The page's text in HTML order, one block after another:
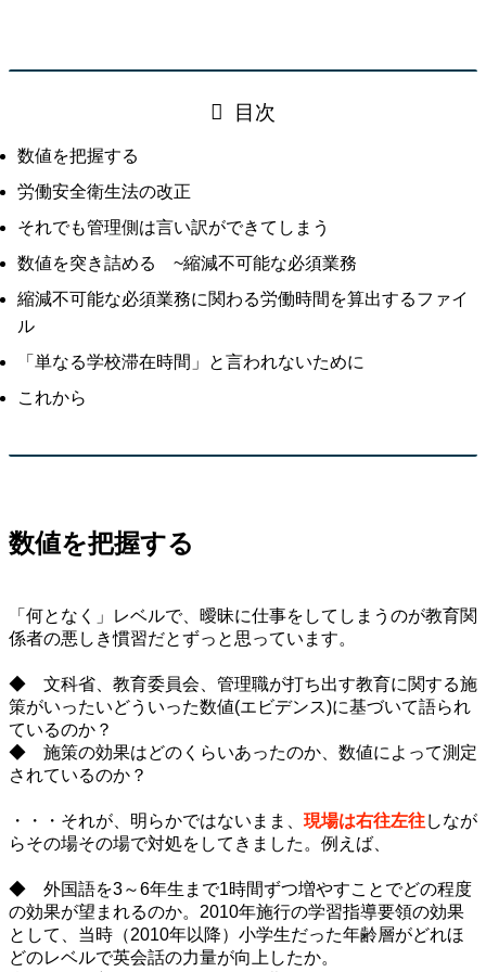
目次
数値を把握する
労働安全衛生法の改正
それでも管理側は言い訳ができてしまう
数値を突き詰める ~縮減不可能な必須業務
縮減不可能な必須業務に関わる労働時間を算出するファイ
ル
「単なる学校滞在時間」と言われないために
これから
数値を把握する
「何となく」レベルで、曖昧に仕事をしてしまうのが教育関
係者の悪しき慣習だとずっと思っています。
◆ 文科省、教育委員会、管理職が打ち出す教育に関する施
策がいったいどういった数値(エビデンス)に基づいて語られ
ているのか？
◆ 施策の効果はどのくらいあったのか、数値によって測定
されているのか？
・・・それが、明らかではないまま、 現場は右往左往しなが
らその場その場で対処をしてきました。例えば、
◆ 外国語を3～6年生まで1時間ずつ増やすことでどの程度
の効果が望まれるのか。2010年施行の学習指導要領の効果
として、当時（2010年以降）小学生だった年齢層がどれほ
どのレベルで英会話の力量が向上したか。